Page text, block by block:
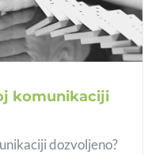
komunikaciji
dozvoljeno?